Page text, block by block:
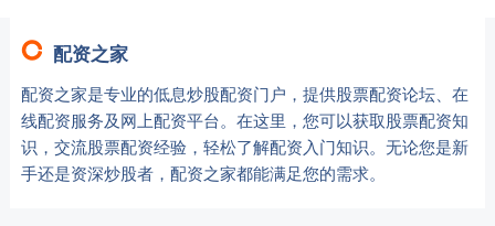
配资之家
配资之家是专业的低息炒股配资门户，提供股票配资论坛、在
线配资服务及网上配资平台。在这里，您可以获取股票配资知
识，交流股票配资经验，轻松了解配资入门知识。无论您是新
手还是资深炒股者，配资之家都能满足您的需求。